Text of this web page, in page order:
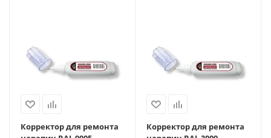
Корректор для ремонта
Корректор для ремонта